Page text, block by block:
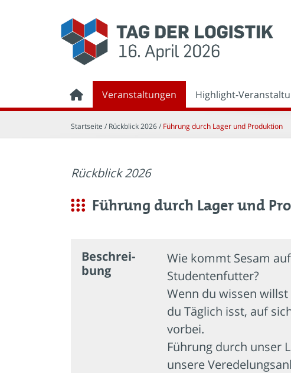
Veranstaltungen Highlight-
Startseite / Rückblick 2026 / Führung durch Lager und Produktion
Rückblick 2026
Führung durch Lager und
Beschrei­
bung
Wie kommt Sesam
Studentenfutter?
Wenn du wissen
du Täglich isst, auf
vorbei.
Führung durch unser
unsere